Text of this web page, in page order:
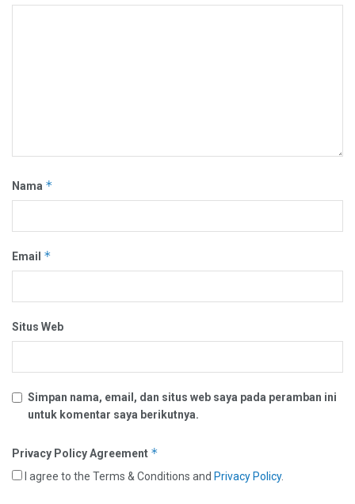
Nama *
Email *
Situs Web
Simpan nama, email, dan situs web saya pada peramban ini
untuk komentar saya berikutnya.
Privacy Policy Agreement *
I agree to the Terms & Conditions and Privacy Policy.